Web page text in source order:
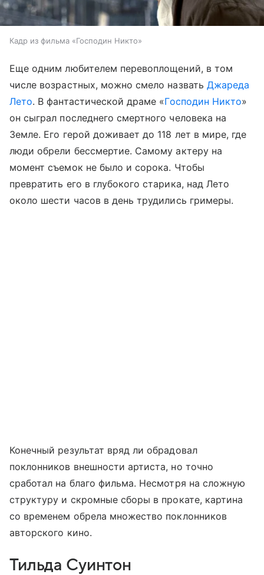
Кадр из фильма «Господин Никто»
Еще одним любителем перевоплощений, в том
числе возрастных, можно смело назвать Джареда
Лето. В фантастической драме «Господин Никто»
он сыграл последнего смертного человека на
Земле. Его герой доживает до 118 лет в мире, где
люди обрели бессмертие. Самому актеру на
момент съемок не было и сорока. Чтобы
превратить его в глубокого старика, над Лето
около шести часов в день трудились гримеры.
Конечный результат вряд ли обрадовал
поклонников внешности артиста, но точно
сработал на благо фильма. Несмотря на сложную
структуру и скромные сборы в прокате, картина
со временем обрела множество поклонников
авторского кино.
Тильда Суинтон